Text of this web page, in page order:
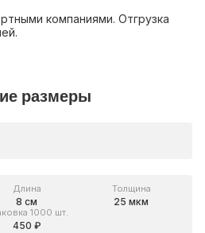
компаниями. Отгрузка
размеры
Длина
8 см
Толщина
25 мкм
1000 шт.
450 ₽